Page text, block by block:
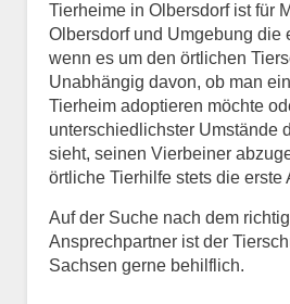
Tierheime in Olbersdorf ist für
Olbersdorf und Umgebung die
wenn es um den örtlichen
Unabhängig davon, ob man
Tierheim adoptieren möchte
unterschiedlichster Umstände
sieht, seinen Vierbeiner
örtliche Tierhilfe stets die erste
Auf der Suche nach dem
Ansprechpartner ist der
Sachsen gerne behilflich.